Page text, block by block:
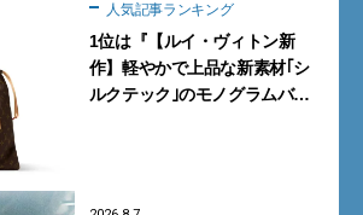
人気記事ランキング
1位は『【ルイ・ヴィトン新
作】軽やかで上品な新素材｢シ
ルクテック｣のモノグラムバッ